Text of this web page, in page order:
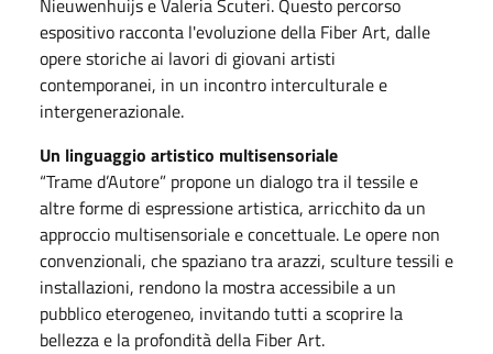
espositivo racconta l'evoluzione della Fiber Art, dalle
opere storiche ai lavori di giovani artisti
contemporanei, in un incontro interculturale e
intergenerazionale.
Un linguaggio artistico multisensoriale
“Trame d’Autore” propone un dialogo tra il tessile e
altre forme di espressione artistica, arricchito da un
approccio multisensoriale e concettuale. Le opere non
convenzionali, che spaziano tra arazzi, sculture tessili e
installazioni, rendono la mostra accessibile a un
pubblico eterogeneo, invitando tutti a scoprire la
bellezza e la profondità della Fiber Art.